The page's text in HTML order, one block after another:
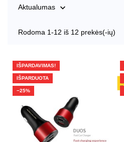
Aktualumas 
Rodoma 1-12 iš 12 prekės(-ių)
IŠPARDAVIMAS!
IŠPARDUOTA
−25%